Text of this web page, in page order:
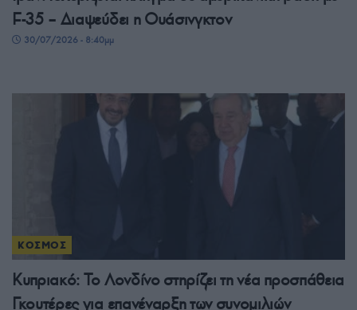
F-35 – Διαψεύδει η Ουάσινγκτον
30/07/2026 - 8:40μμ
ΚΟΣΜΟΣ
Κυπριακό: Το Λονδίνο στηρίζει τη νέα προσπάθεια
Γκουτέρες για επανέναρξη των συνομιλιών